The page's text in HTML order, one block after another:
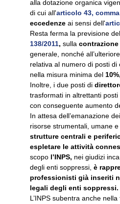
alla dotazione organica
di cui all'articolo 43,
eccedenze ai sensi dell'
Resta ferma la previsione
138/2011, sulla
generale, nonché
relativa al numero di posti
nella misura minima del
Inoltre, i due posti di
trasformati in altrettanti
con conseguente aumento
In attesa dell’emanazione
risorse strumentali, umane
strutture centrali e
espletare le attività
scopo l’INPS, nei giudizi
degli enti soppressi, è
professionisti già inseriti
legali degli enti soppressi.
L’INPS subentra anche